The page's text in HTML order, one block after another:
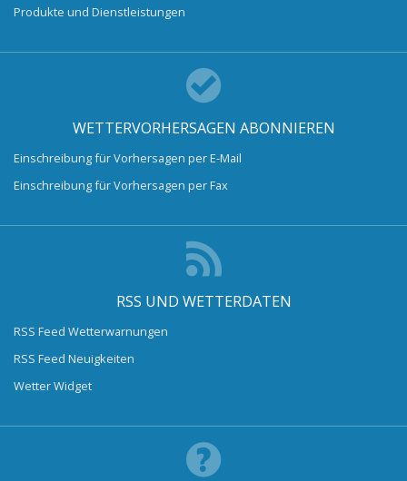
Produkte und Dienstleistungen
WETTERVORHERSAGEN ABONNIEREN
Einschreibung für Vorhersagen per E-Mail
Einschreibung für Vorhersagen per Fax
RSS UND WETTERDATEN
RSS Feed Wetterwarnungen
RSS Feed Neuigkeiten
Wetter Widget